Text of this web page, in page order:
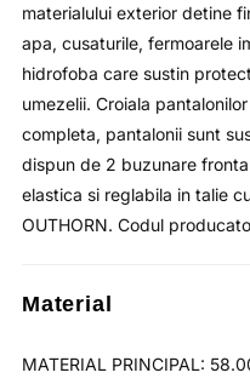
materialului exterior detine
apa, cusaturile, fermoarele
hidrofoba care sustin
umezelii. Croiala
completa, pantalonii sunt
dispun de 2 buzunare
elastica si reglabila in talie
OUTHORN. Codul
Material
MATERIAL PRINCIPAL: